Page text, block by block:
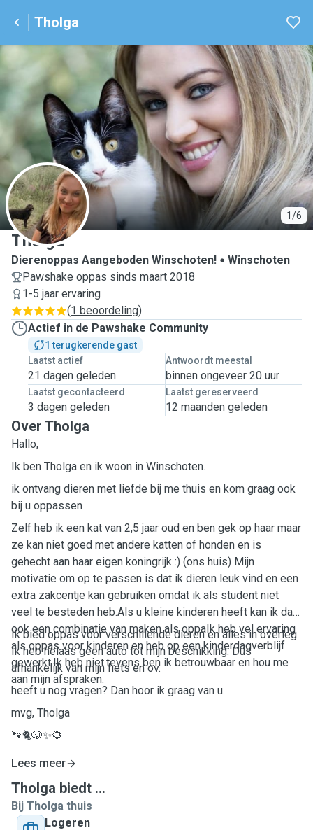
Tholga
1/6
T
Tholga
Dierenoppas Aangeboden Winschoten!
Winschoten
Pawshake oppas sinds maart 2018
1-5 jaar ervaring
(1 beoordeling)
Actief in de Pawshake Community
1 terugkerende gast
Laatst actief
21 dagen geleden
Antwoordt meestal
binnen ongeveer 20 uur
Laatst gecontacteerd
3 dagen geleden
Laatst gereserveerd
12 maanden geleden
Over Tholga
Hallo,
Ik ben Tholga en ik woon in Winschoten.
ik ontvang dieren met liefde bij me thuis en kom graag ook
bij u oppassen
Zelf heb ik een kat van 2,5 jaar oud en ben gek op haar maar
ze kan niet goed met andere katten of honden en is
gehecht aan haar eigen koningrijk :) (ons huis) Mijn
motivatie om op te passen is dat ik dieren leuk vind en een
extra zakcentje kan gebruiken omdat ik als student niet
veel te besteden heb.Als u kleine kinderen heeft kan ik daar
ook een combinatie van maken als oppaIk heb vel ervaring
als oppas voor kinderen en heb op een kinderdagverblijf
gewerkt.Ik heb niet.tevens ben ik betrouwbaar en hou me
aan mijn afspraken.
Ik bied oppas voor verschillende dieren en alles in overleg.
Ik heb helaas geen auto tot mijn beschikking. Dus
afhankelijk van mijn fiets en ov.
heeft u nog vragen? Dan hoor ik graag van u.
mvg, Tholga
🐾🐈🐶✨🌻
Lees meer
Tholga biedt ...
Bij Tholga thuis
Logeren